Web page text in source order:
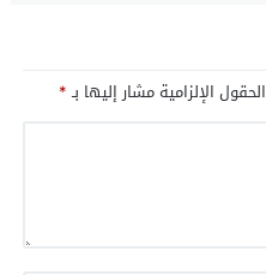
الحقول الإلزامية مشار إليها بـ*